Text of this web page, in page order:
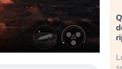
finanza pesa più
reale. L’America sta
gli errori del 2008?
sganciata dall’economia